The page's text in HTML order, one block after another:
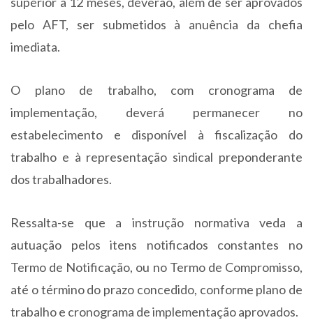
pelo AFT, ser submetidos à anuência da chefia
imediata.
O plano de trabalho, com cronograma de
implementação, deverá permanecer no
estabelecimento e disponível à fiscalização do
trabalho e à representação sindical preponderante
dos trabalhadores.
Ressalta-se que a instrução normativa veda a
autuação pelos itens notificados constantes no
Termo de Notificação, ou no Termo de Compromisso,
até o término do prazo concedido, conforme plano de
trabalho e cronograma de implementação aprovados.